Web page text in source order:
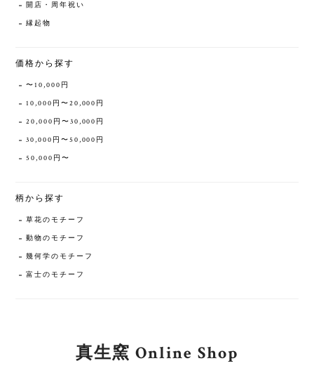
開店・周年祝い
縁起物
価格から探す
〜10,000円
10,000円〜20,000円
20,000円〜30,000円
30,000円〜50,000円
50,000円〜
柄から探す
草花のモチーフ
動物のモチーフ
幾何学のモチーフ
富士のモチーフ
真生窯 Online Shop